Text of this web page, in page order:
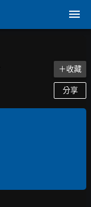
＋收藏
分享